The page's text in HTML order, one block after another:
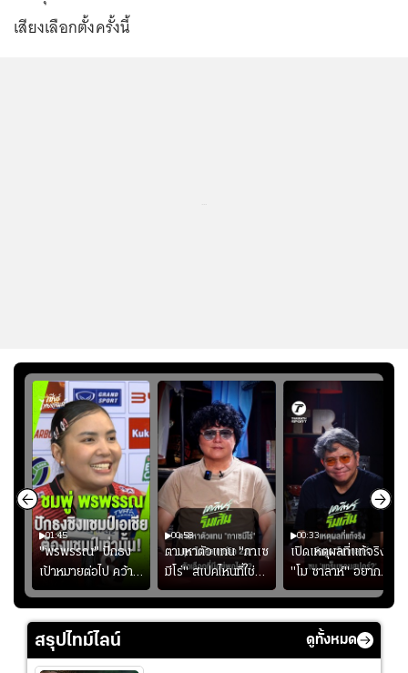
เสียงเลือกตั้งครั้งนี้
01:45
"พรพรรณ" ปักธง
เป้าหมายต่อไป คว้า
แชมป์ชิงแชมป์
เอเชีย เพื่อตั๋ว
โอลิมปิก
00:58
ตามหาตัวแทน "กาเซ
มีโร่" สเปคไหนที่ใช่
สำหรับแมนยูยุค
"คาร์ริค 2.0"?
00:33
เปิดเหตุผลที่แท้จริงที่
"โม ซาลาห์" อยาก
ย้ายซบ "แทร็บซอนส
ปอร์"
สรุปไทม์ไลน์ ดูทั้งหมด